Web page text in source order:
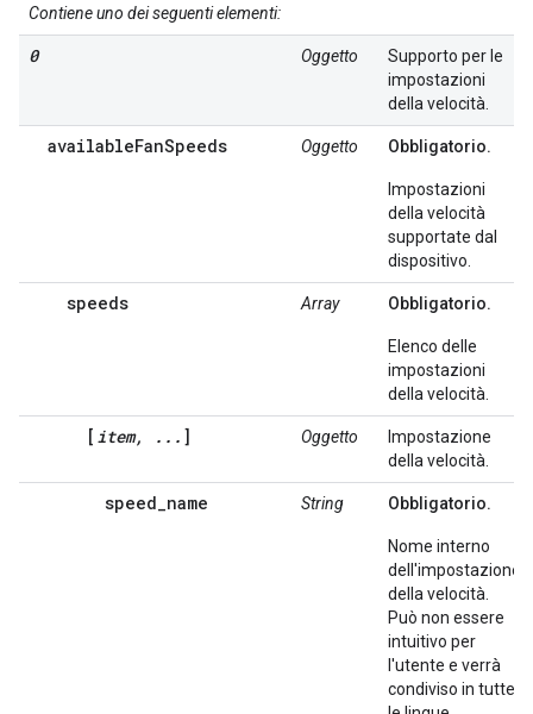
Contiene uno dei seguenti elementi:
0 Oggetto
Supporto per le
impostazioni
della velocità.
availableFanSpeeds Oggetto Obbligatorio.
Impostazioni
della velocità
supportate dal
dispositivo.
speeds Array Obbligatorio.
Elenco delle
impostazioni
della velocità.
[ item, ... ] Oggetto
Impostazione
della velocità.
speed_name String Obbligatorio.
Nome interno
dell'impostazione
della velocità.
Può non essere
intuitivo per
l'utente e verrà
condiviso in tutte